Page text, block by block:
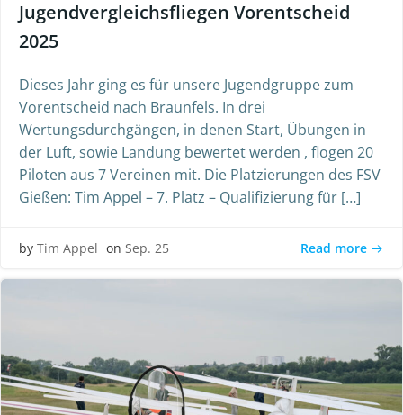
Jugendvergleichsfliegen Vorentscheid
2025
Dieses Jahr ging es für unsere Jugendgruppe zum
Vorentscheid nach Braunfels. In drei
Wertungsdurchgängen, in denen Start, Übungen in
der Luft, sowie Landung bewertet werden , flogen 20
Piloten aus 7 Vereinen mit. Die Platzierungen des FSV
Gießen: Tim Appel – 7. Platz – Qualifizierung für […]
by Tim Appel on Sep. 25 Read more